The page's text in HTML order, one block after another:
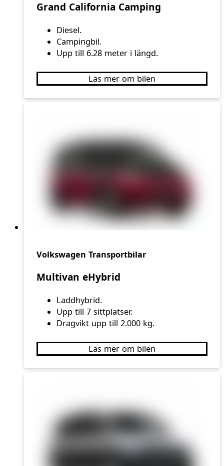
Grand California Camping
Diesel.
Campingbil.
Upp till 6.28 meter i längd.
Läs mer om bilen
Volkswagen Transportbilar
Multivan eHybrid
Laddhybrid.
Upp till 7 sittplatser.
Dragvikt upp till 2.000 kg.
Läs mer om bilen